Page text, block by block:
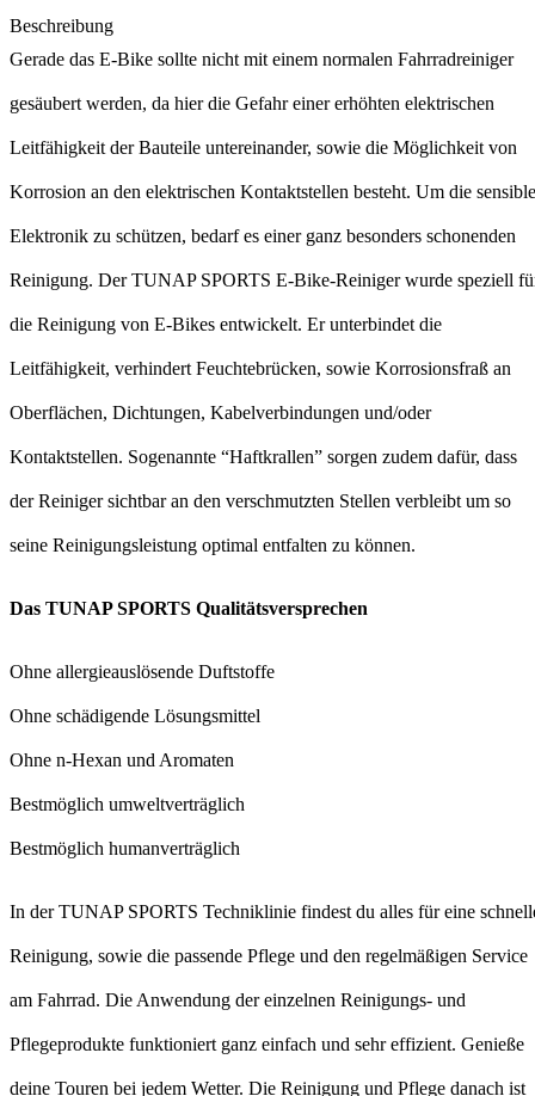
Beschreibung
Gerade das E-Bike sollte nicht mit einem normalen Fahrradreiniger
gesäubert werden, da hier die Gefahr einer erhöhten elektrischen
Leitfähigkeit der Bauteile untereinander, sowie die Möglichkeit von
Korrosion an den elektrischen Kontaktstellen besteht. Um die sensible
Elektronik zu schützen, bedarf es einer ganz besonders schonenden
Reinigung. Der TUNAP SPORTS E-Bike-Reiniger wurde speziell
die Reinigung von E-Bikes entwickelt. Er unterbindet die
Leitfähigkeit, verhindert Feuchtebrücken, sowie Korrosionsfraß an
Oberflächen, Dichtungen, Kabelverbindungen und/oder
Kontaktstellen. Sogenannte “Haftkrallen” sorgen zudem dafür, dass
der Reiniger sichtbar an den verschmutzten Stellen verbleibt um so
seine Reinigungsleistung optimal entfalten zu können.
Das TUNAP SPORTS Qualitätsversprechen
Ohne allergieauslösende Duftstoffe
Ohne schädigende Lösungsmittel
Ohne n-Hexan und Aromaten
Bestmöglich umweltverträglich
Bestmöglich humanverträglich
​In der TUNAP SPORTS Techniklinie findest du alles für eine
Reinigung, sowie die passende Pflege und den regelmäßigen Service
am Fahrrad. Die Anwendung der einzelnen Reinigungs- und
Pflegeprodukte funktioniert ganz einfach und sehr effizient. Genieße
deine Touren bei jedem Wetter. Die Reinigung und Pflege danach ist